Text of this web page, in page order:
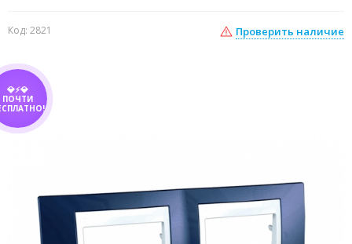
Код: 2821 Проверить наличие
💎⚡💎
ПОЧТИ